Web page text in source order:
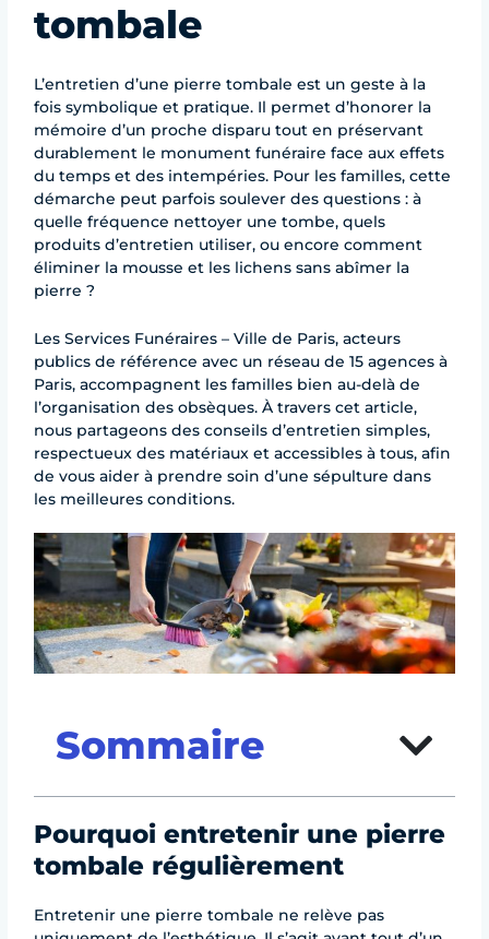
tombale
L’entretien d’une pierre tombale est un geste à la
fois symbolique et pratique. Il permet d’honorer la
mémoire d’un proche disparu tout en préservant
durablement le monument funéraire face aux effets
du temps et des intempéries. Pour les familles, cette
démarche peut parfois soulever des questions : à
quelle fréquence nettoyer une tombe, quels
produits d’entretien utiliser, ou encore comment
éliminer la mousse et les lichens sans abîmer la
pierre ?
Les Services Funéraires – Ville de Paris, acteurs
publics de référence avec un réseau de 15 agences à
Paris, accompagnent les familles bien au-delà de
l’organisation des obsèques. À travers cet article,
nous partageons des conseils d’entretien simples,
respectueux des matériaux et accessibles à tous, afin
de vous aider à prendre soin d’une sépulture dans
les meilleures conditions.
Sommaire
Pourquoi entretenir une pierre
tombale régulièrement
Entretenir une pierre tombale ne relève pas